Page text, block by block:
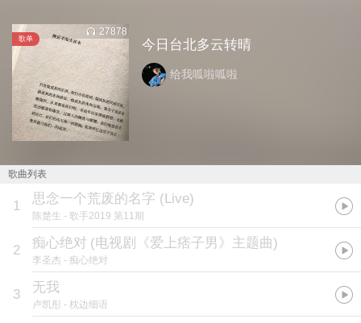
歌单
27878
今日台北多云转晴
给我呱啦呱啦
歌曲列表
1 思念一个荒废的名字 (Live)
陈楚生 - 歌手2019 第11期
2 痴心绝对 (电视剧《爱上痞子男》主题曲)
李圣杰 - 痴心绝对
3 无我
卢凯彤 - 枕边细语